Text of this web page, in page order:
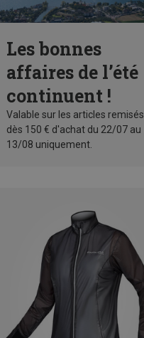
Les bonnes
affaires de l’été
continuent !
Valable sur les articles remisés
dès 150 € d'achat du 22/07 au
13/08 uniquement.